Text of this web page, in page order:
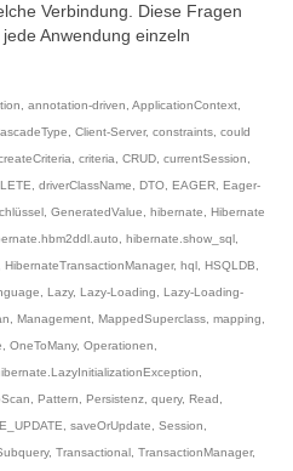
Verbindung. Diese Fragen
Anwendung einzeln
annotation-driven ApplicationContext
Client-Server, constraints could
criteria CRUD currentSession
driverClassName DTO EAGER Eager-
GeneratedValue hibernate
Hibernate
hibernate.show_sql
HibernateTransactionManager, hql HSQLDB
Lazy, Lazy-Loading
Lazy-Loading-
Management MappedSuperclass mapping
OneToMany, Operationen
Pattern Persistenz query, Read
saveOrUpdate Session
, Transactional TransactionManager,